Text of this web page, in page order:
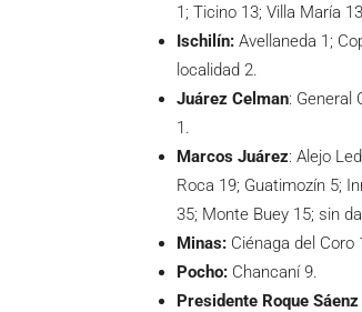
1; Ticino 13; Villa María
Ischilín: Avellaneda 1;
localidad 2.
Juárez Celman: General
1.
Marcos Juárez: Alejo
Roca 19; Guatimozín 5;
35; Monte Buey 15; sin
Minas: Ciénaga del Coro
Pocho: Chancaní 9.
Presidente Roque